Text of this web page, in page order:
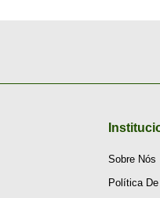
Sobre Nós
Política